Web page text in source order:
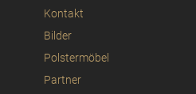
Kontakt
Bilder
Polstermöbel
Partner